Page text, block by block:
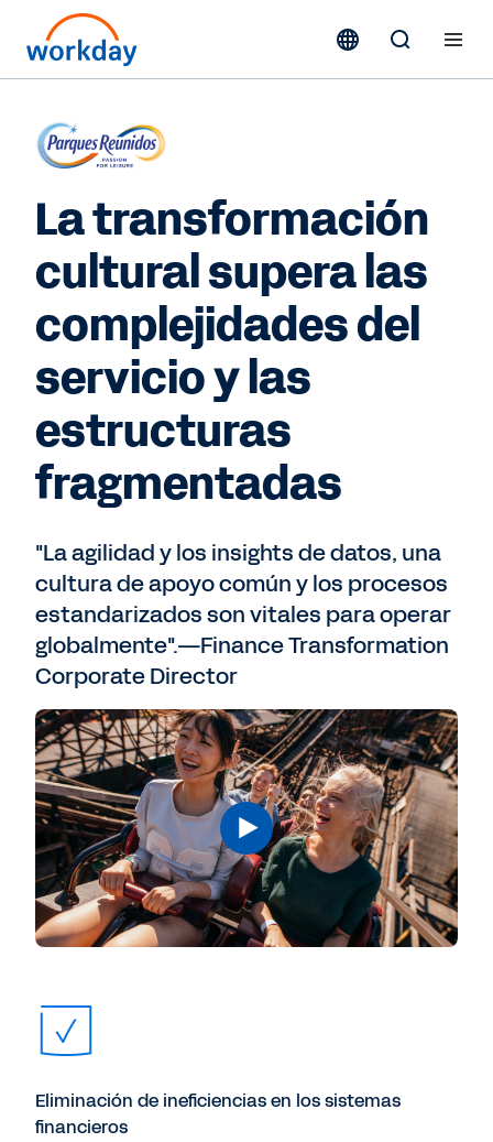
La transformación
cultural supera las
complejidades del
servicio y las
estructuras
fragmentadas
"La agilidad y los insights de datos, una
cultura de apoyo común y los procesos
estandarizados son vitales para operar
globalmente".—Finance Transformation
Corporate Director
Eliminación de ineficiencias en los sistemas
financieros